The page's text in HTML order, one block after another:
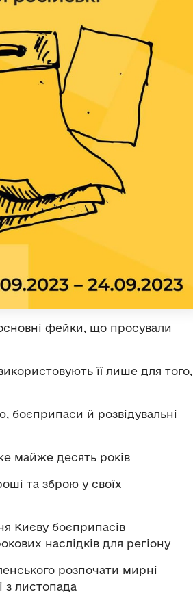
фейки, що просували
її лише для того,
й розвідувальні
майже десять років
та зброю у своїх
Києву боєприпасів
наслідків для регіону
розпочати мирні
з листопада